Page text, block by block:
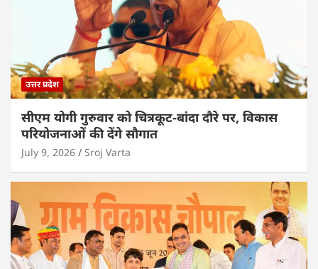
उत्तर प्रदेश
सीएम योगी गुरुवार को चित्रकूट-बांदा दौरे पर, विकास
परियोजनाओं की देंगे सौगात
July 9, 2026 Sroj Varta